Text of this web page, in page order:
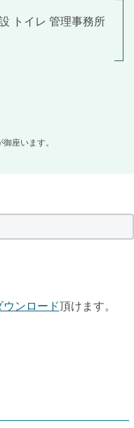
トイレ 管理事務所
座います。
ンロード頂けます。